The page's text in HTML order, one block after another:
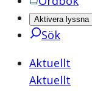
Aktivera lyssna
Sök
Aktuellt
Aktuellt